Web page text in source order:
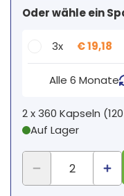
Dein
€ 0,00
Oder wähle ein
3x € 19,18
Alle 6 Monate
2 x360 Kapseln (120
Auf Lager